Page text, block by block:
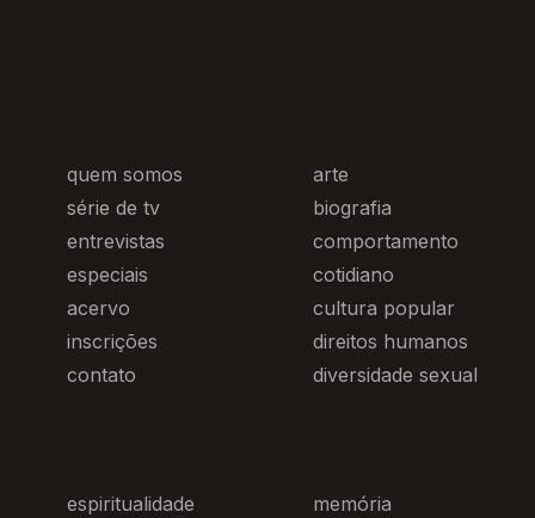
quem somos
série de tv
entrevistas
especiais
acervo
inscrições
contato
arte
biografia
comportamento
cotidiano
cultura popular
direitos humanos
diversidade sexual
espiritualidade
memória